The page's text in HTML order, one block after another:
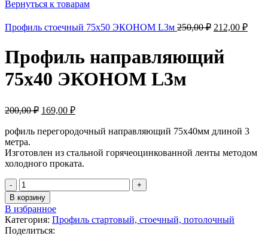
Вернуться к товарам
Профиль стоечный 75х50 ЭКОНОМ L3м 250,00₽ 212,00 ₽
Профиль направляющий
75х40 ЭКОНОМ L3м
200,00₽ 169,00 ₽
рофиль перегородочный направляющий 75х40мм длиной 3
метра.
Изготовлен из стальной горячеоцинкованной ленты методом
холодного проката.
В корзину
В избранное
Категория: Профиль стартовый, стоечный, потолочный
Поделиться: